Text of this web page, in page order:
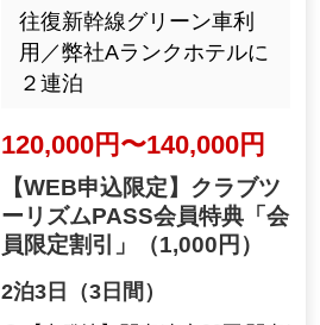
往復新幹線グリーン車利
用／弊社Aランクホテルに
２連泊
120,000円〜140,000円
【WEB申込限定】クラブツ
ーリズムPASS会員特典「会
員限定割引」
（1,000円）
2泊3日（3日間）